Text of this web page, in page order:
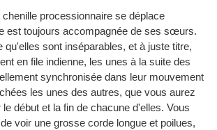
processionnaire se déplace
est toujours accompagnée de ses sœurs.
qu'elles sont inséparables, et à juste titre,
en file indienne, les unes à la suite des
synchronisée dans leur mouvement
les unes des autres, que vous aurez
début et la fin de chacune d'elles. Vous
voir une grosse corde longue et poilues,